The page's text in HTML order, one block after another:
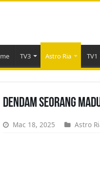
TV3 Astro Ria TV1
Dendam Seorang
Mac 18, 2025 Astro